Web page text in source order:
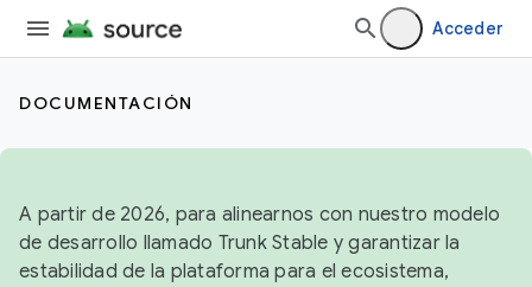
Acceder
DOCUMENTACIÓN
A partir de 2026, para alinearnos con nuestro modelo
de desarrollo llamado Trunk Stable y garantizar la
estabilidad de la plataforma para el ecosistema,